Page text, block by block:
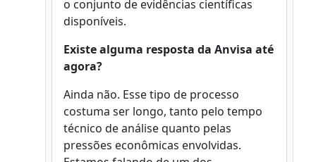
o conjunto de evidências científicas
disponíveis.
Existe alguma resposta da Anvisa até
agora?
Ainda não. Esse tipo de processo
costuma ser longo, tanto pelo tempo
técnico de análise quanto pelas
pressões econômicas envolvidas.